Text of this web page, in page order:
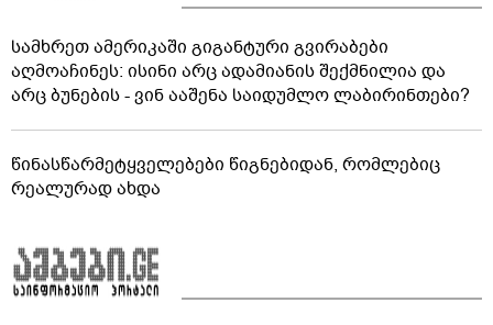
სამხრეთ ამერიკაში გიგანტური გვირაბები
აღმოაჩინეს: ისინი არც ადამიანის შექმნილია და
არც ბუნების - ვინ ააშენა საიდუმლო ლაბირინთები?
წინასწარმეტყველებები წიგნებიდან, რომლებიც
რეალურად ახდა